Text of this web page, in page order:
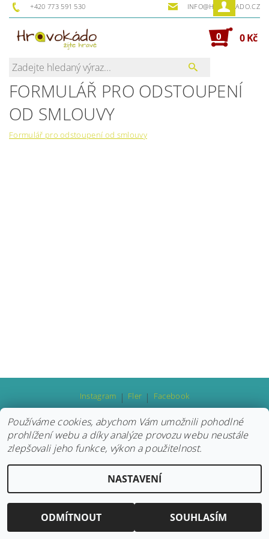
+420 773 591 530 INFO@HRAVOKADO.CZ
0 0 Kč
FORMULÁŘ PRO ODSTOUPENÍ
OD SMLOUVY
Formulář pro odstoupení od smlouvy
Instagram | Fler | Facebook
2026 © Hravokádo, všechna práva vyhrazena
Vytvořil Shoptet
Používáme cookies, abychom Vám umožnili pohodlné
prohlížení webu a díky analýze provozu webu neustále
zlepšovali jeho funkce, výkon a použitelnost.
NASTAVENÍ
ODMÍTNOUT SOUHLASÍM